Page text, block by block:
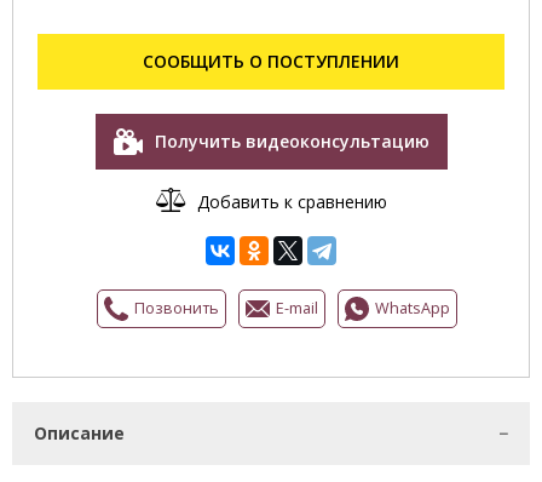
СООБЩИТЬ О ПОСТУПЛЕНИИ
Получить видеоконсультацию
Добавить к сравнению
Позвонить E-mail WhatsApp
Описание